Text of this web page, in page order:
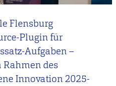
Flensburg
Plugin für
Aufgaben –
des
Innovation 2025-